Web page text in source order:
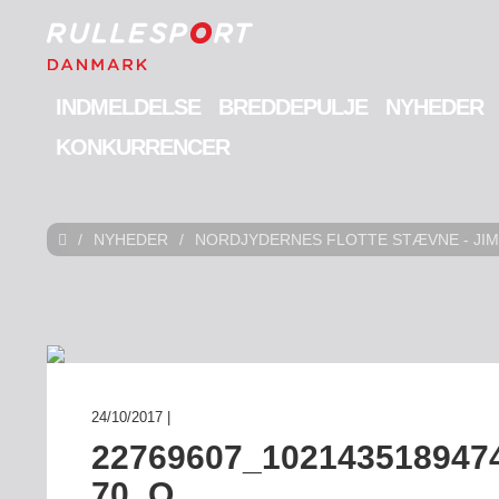
INDMELDELSE BREDDEPULJE NYHEDER
KONKURRENCER
/ NYHEDER / NORDJYDERNES FLOTTE STÆVNE - JIM
24/10/2017 |